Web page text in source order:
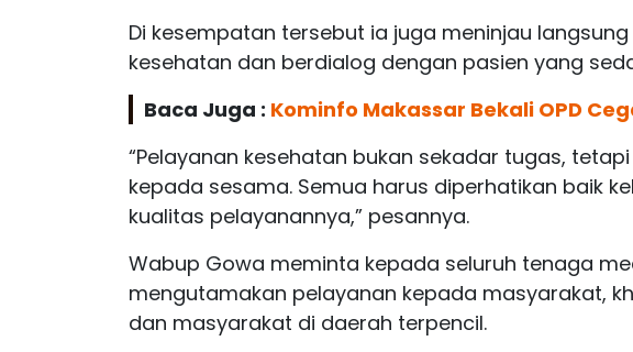
Di kesempatan tersebut ia juga meninjau
kesehatan dan berdialog dengan pasien yang
Baca Juga : Kominfo Makassar Bekali OPD
“Pelayanan kesehatan bukan sekadar tugas,
kepada sesama. Semua harus diperhatikan baik
kualitas pelayanannya,” pesannya.
Wabup Gowa meminta kepada seluruh tenaga
mengutamakan pelayanan kepada masyarakat,
dan masyarakat di daerah terpencil.